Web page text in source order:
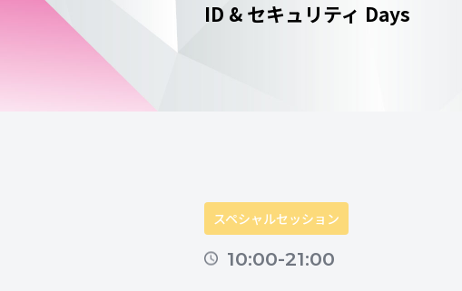
ID & セキュリティ Days
スペシャルセッション
10:00-21:00